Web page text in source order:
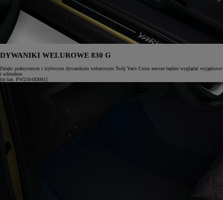
DYWANIKI WELUROWE 830 G
Dzięki praktycznym i stylowym dywanikom welurowym Twój Yaris Cross zawsze będzie wyglądać wyjątkowo
i schludnie.
[nr kat. PW210-0D081]